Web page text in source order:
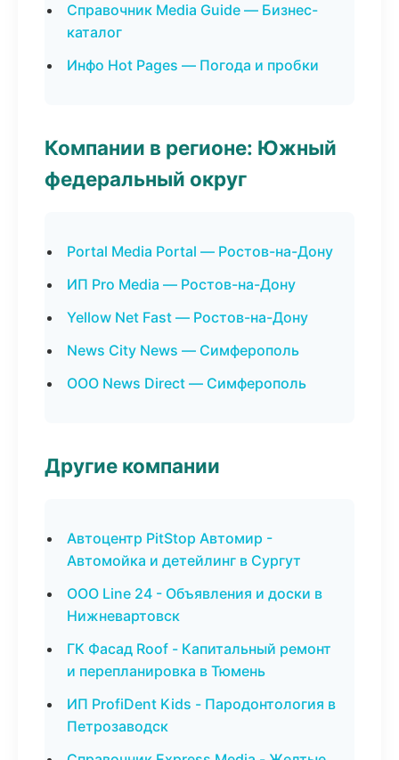
Справочник Media Guide — Бизнес-
каталог
Инфо Hot Pages — Погода и пробки
Компании в регионе: Южный
федеральный округ
Portal Media Portal — Ростов-на-Дону
ИП Pro Media — Ростов-на-Дону
Yellow Net Fast — Ростов-на-Дону
News City News — Симферополь
ООО News Direct — Симферополь
Другие компании
Автоцентр PitStop Автомир -
Автомойка и детейлинг в Сургут
ООО Line 24 - Объявления и доски в
Нижневартовск
ГК Фасад Roof - Капитальный ремонт
и перепланировка в Тюмень
ИП ProfiDent Kids - Пародонтология в
Петрозаводск